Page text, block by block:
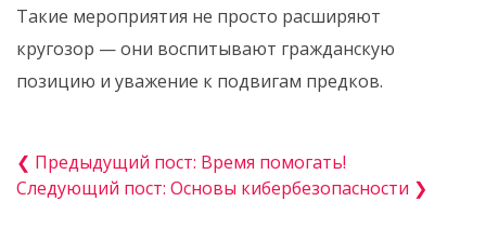
Такие мероприятия не просто расширяют
кругозор — они воспитывают гражданскую
позицию и уважение к подвигам предков.
❮ Предыдущий пост: Время помогать!
Следующий пост: Основы кибербезопасности ❯